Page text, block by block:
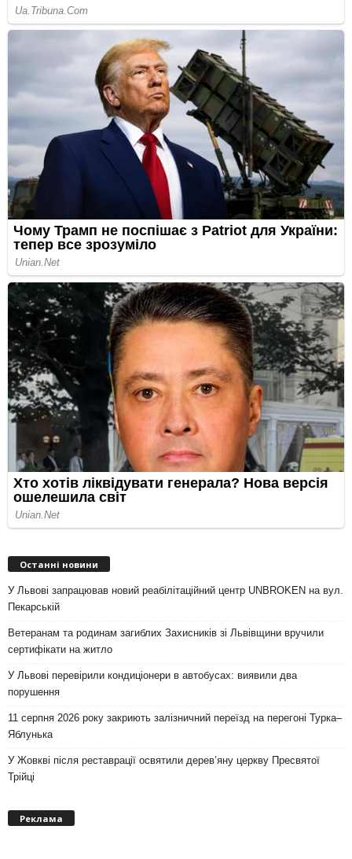
Останні новини
У Львові запрацював новий реабілітаційний центр UNBROKEN на вул.
Пекарській
Ветеранам та родинам загиблих Захисників зі Львівщини вручили
сертифікати на житло
У Львові перевірили кондиціонери в автобусах: виявили два
порушення
11 серпня 2026 року закриють залізничний переїзд на перегоні Турка–
Яблунька
У Жовкві після реставрації освятили дерев’яну церкву Пресвятої
Трійці
Реклама